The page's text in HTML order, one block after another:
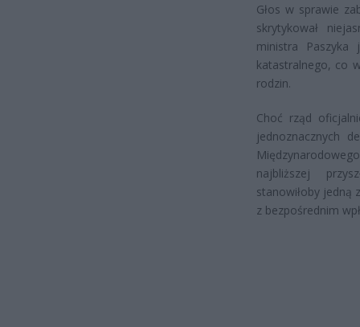
Głos w sprawie
skrytykował
ministra Paszyka
katastralnego, co
rodzin.
Choć rząd
jednoznacznych
najbliższej
stanowiłoby jedną
z bezpośrednim